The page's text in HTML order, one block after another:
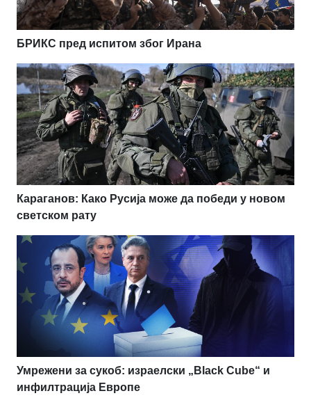
БРИКС пред испитом због Ирана
Караганов: Како Русија може да победи у новом
светском рату
Умрежени за сукоб: израелски „Black Cube“ и
инфилтрација Европе